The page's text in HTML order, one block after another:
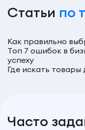
Статьи по
Как правильно
Топ 7 ошибок в
успеху
Где искать
Часто